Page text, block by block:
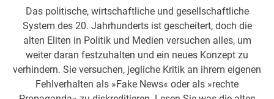
Das politische, wirtschaftliche und gesellschaftliche
System des 20. Jahrhunderts ist gescheitert, doch die
alten Eliten in Politik und Medien versuchen alles, um
weiter daran festzuhalten und ein neues Konzept zu
verhindern. Sie versuchen, jegliche Kritik an ihrem eigenen
Fehlverhalten als »Fake News« oder als »rechte